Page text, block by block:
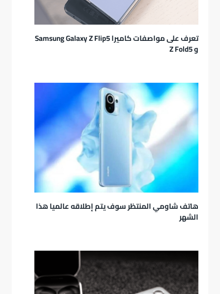
تعرف على مواصفات كاميرا Samsung Galaxy Z Flip5
و Z Fold5
هاتف شاومي المنتظر سوف يتم إطلاقه عالميا هذا
الشهر